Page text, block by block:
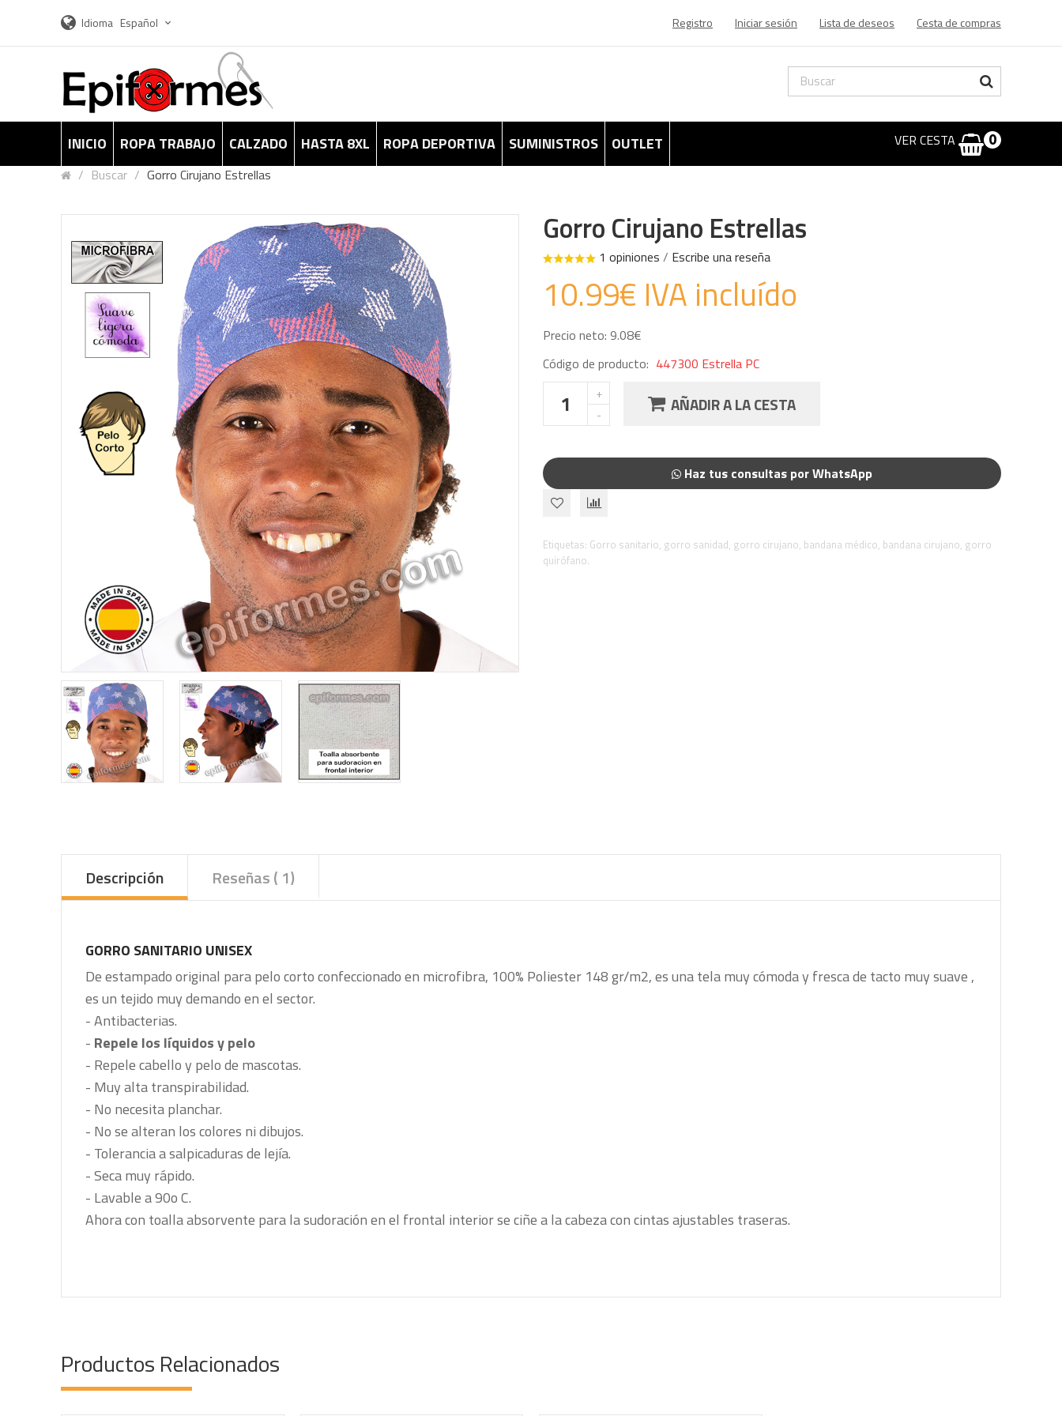
Idioma Español Registro Iniciar sesión Lista de deseos Cesta de compras
INICIO ROPA TRABAJO CALZADO HASTA 8XL ROPA DEPORTIVA SUMINISTROS OUTLET VER CESTA 0
Buscar Gorro Cirujano Estrellas
Gorro Cirujano Estrellas
1 opiniones / Escribe una reseña
10.99€ IVA incluído
Precio neto: 9.08€
Código de producto: 447300 Estrella PC
AÑADIR A LA CESTA
Haz tus consultas por WhatsApp
Etiquetas: Gorro sanitario, gorro sanidad, gorro cirujano, bandana médico, bandana cirujano, gorro
quirófano.
Descripción Reseñas ( 1)
GORRO SANITARIO UNISEX
De estampado original para pelo cortoconfeccionado en microfibra, 100% Poliester 148 gr/m2, es una tela muy cómoda y fresca de tacto muy suave ,
es un tejido muy demando en el sector.
- Antibacterias.
- Repele los líquidos y pelo
- Repele cabello y pelo de mascotas.
- Muy alta transpirabilidad.
- No necesita planchar.
- No se alteran los colores ni dibujos.
- Tolerancia a salpicaduras de lejía.
- Seca muy rápido.
- Lavable a 90o C.
Ahora con toalla absorvente para la sudoración en el frontal interior se ciñe a la cabeza con cintas ajustables traseras.
Productos Relacionados